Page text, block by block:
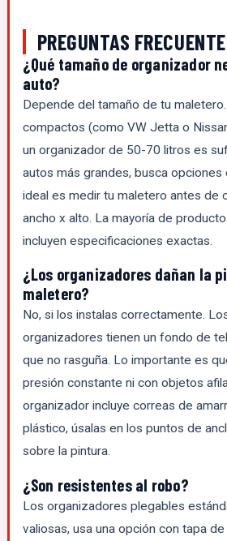
PREGUNTAS
¿Qué tamaño de organizador
auto?
Depende del tamaño de tu
compactos (como VW Jetta o
un organizador de 50-70 litros es
autos más grandes, busca
ideal es medir tu maletero antes de
ancho x alto. La mayoría de
incluyen especificaciones exactas.
¿Los organizadores dañan la
maletero?
No, si los instalas correctamente.
organizadores tienen un fondo de
que no rasguña. Lo importante es
presión constante ni con objetos
organizador incluye correas de
plástico, úsalas en los puntos de
sobre la pintura.
¿Son resistentes al robo?
Los organizadores plegables
valiosas, usa una opción con tapa